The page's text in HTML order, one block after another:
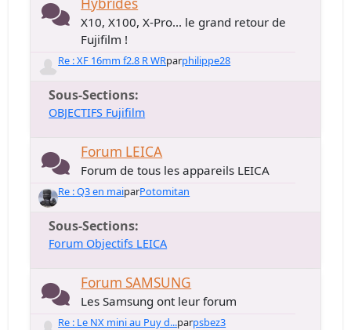
X10, X100, X-Pro... le grand retour de
Fujifilm !
Re : XF 16mm f2.8 R WRparphilippe28
Sous-Sections
OBJECTIFS Fujifilm
Forum LEICA
Forum de tous les appareils LEICA
Re : Q3 en maiparPotomitan
Sous-Sections
Forum Objectifs LEICA
Forum SAMSUNG
Les Samsung ont leur forum
Re : Le NX mini au Puy d...parpsbez3